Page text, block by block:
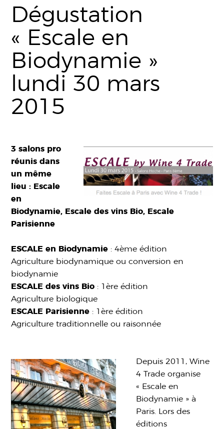
Dégustation
« Escale en
Biodynamie »
lundi 30 mars
2015
3 salons pro
réunis dans
un même
lieu : Escale
en
Biodynamie, Escale des vins Bio, Escale
Parisienne
ESCALE en Biodynamie : 4ème édition
Agriculture biodynamique ou conversion en
biodynamie
ESCALE des vins Bio : 1ère édition
Agriculture biologique
ESCALE Parisienne : 1ère édition
Agriculture traditionnelle ou raisonnée
Depuis 2011, Wine
4 Trade organise
« Escale en
Biodynamie » à
Paris. Lors des
éditions